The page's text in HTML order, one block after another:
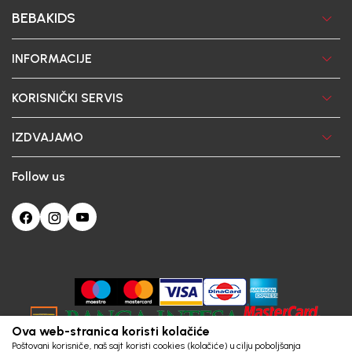
BEBAKIDS
INFORMACIJE
KORISNIČKI SERVIS
IZDVAJAMO
Follow us
Ova web-stranica koristi kolačiće
Poštovani korisniče, naš sajt koristi cookies (kolačiće) u cilju poboljšanja